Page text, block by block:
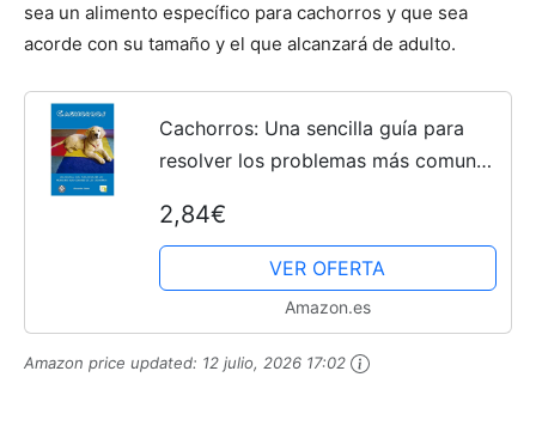
sea un alimento específico para cachorros y que sea
acorde con su tamaño y el que alcanzará de adulto.
Cachorros: Una sencilla guía para
resolver los problemas más comunes
2,84€
VER OFERTA
Amazon.es
Amazon price updated: 12 julio, 2026 17:02